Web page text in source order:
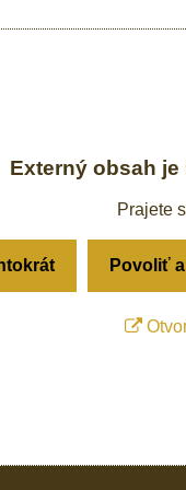
Externý obsah
Prajete
Povoliť